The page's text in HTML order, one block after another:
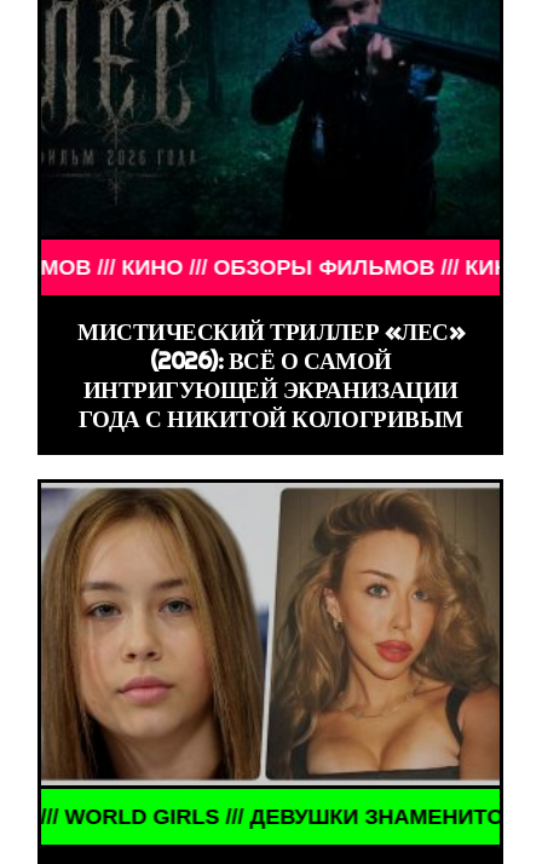
/// КИНО /// ОБЗОРЫ ФИЛЬМОВ ///
МИСТИЧЕСКИЙ ТРИЛЛЕР «ЛЕС»
(2026): ВСЁ О САМОЙ
ИНТРИГУЮЩЕЙ ЭКРАНИЗАЦИИ
ГОДА С НИКИТОЙ КОЛОГРИВЫМ
/// WORLD GIRLS /// ДЕВУШКИ